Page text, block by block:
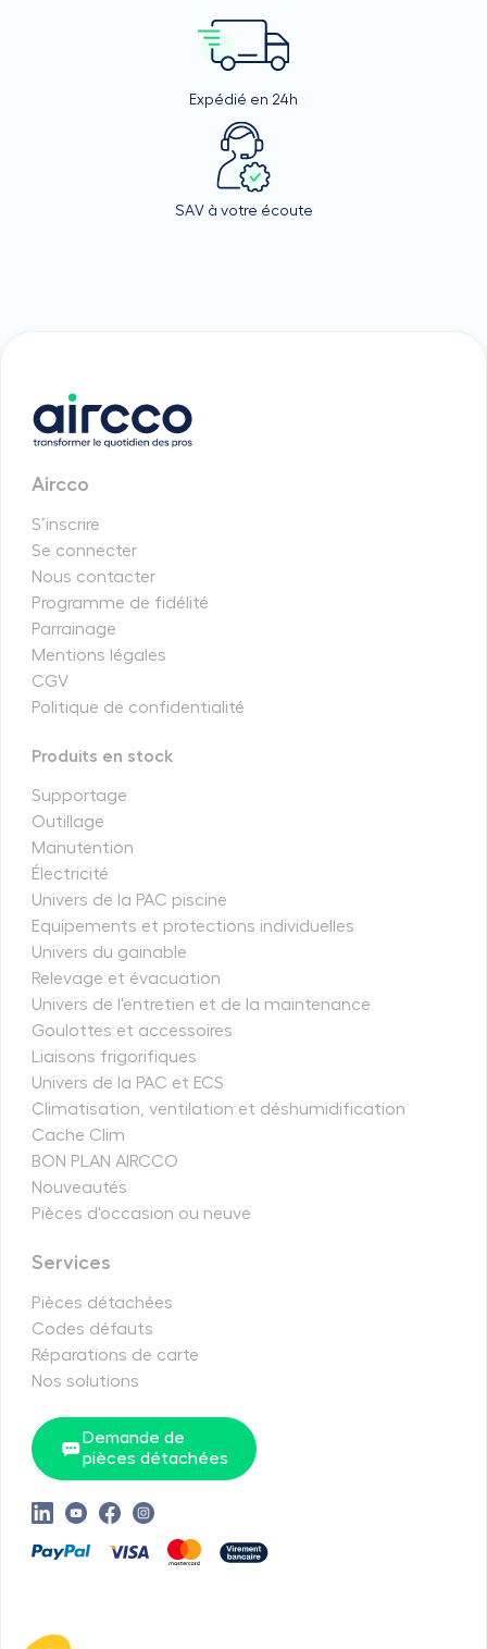
Expédié en 24h
SAV à votre écoute
Aircco
S’inscrire
Se connecter
Nous contacter
Programme de fidélité
Parrainage
Mentions légales
CGV
Politique de confidentialité
Produits en stock
Supportage
Outillage
Manutention
Électricité
Univers de la PAC piscine
Equipements et protections individuelles
Univers du gainable
Relevage et évacuation
Univers de l'entretien et de la maintenance
Goulottes et accessoires
Liaisons frigorifiques
Univers de la PAC et ECS
Climatisation, ventilation et déshumidification
Cache Clim
BON PLAN AIRCCO
Nouveautés
Pièces d'occasion ou neuve
Services
Pièces détachées
Codes défauts
Réparations de carte
Nos solutions
Demande de
pièces détachées